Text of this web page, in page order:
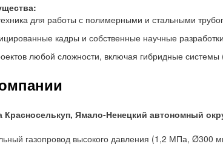
для работы с полимерными и стальными
кадры и собственные научные
любой сложности, включая гибридные
Красноселькуп, Ямало-Ненецкий автономный
газопровод высокого давления (1,2 МПа, Ø300